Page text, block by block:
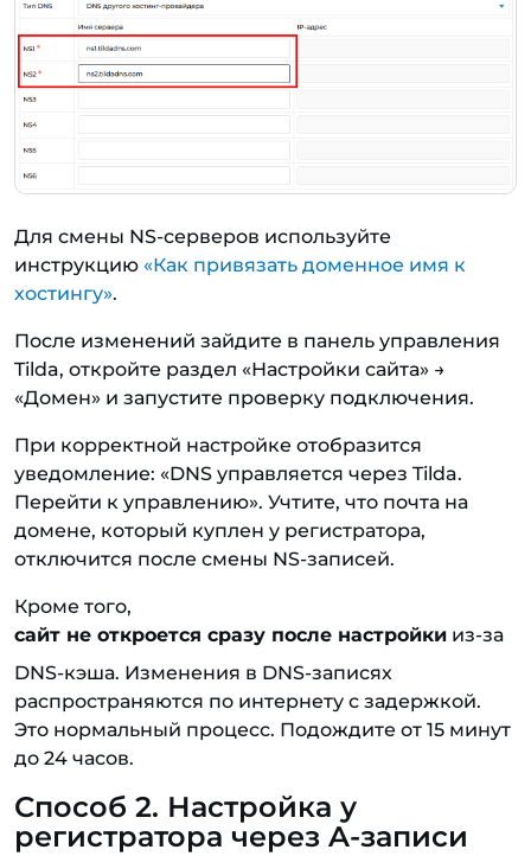
Для смены NS-серверов используйте
инструкцию «Как привязать доменное имя к
хостингу».
После изменений зайдите в панель управления
Tilda, откройте раздел «Настройки сайта» →
«Домен» и запустите проверку подключения.
При корректной настройке отобразится
уведомление: «DNS управляется через Tilda.
Перейти к управлению». Учтите, что почта на
домене, который куплен у регистратора,
отключится после смены NS-записей.
Кроме того,
сайт не откроется сразу после настройки из-за
DNS-кэша. Изменения в DNS-записях
распространяются по интернету с задержкой.
Это нормальный процесс. Подождите от 15 минут
до 24 часов.
Способ 2. Настройка у
регистратора через A-записи